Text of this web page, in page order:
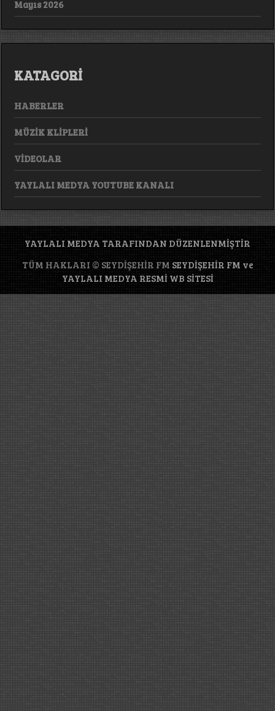
Mayıs 2026
KATAGORİ
HABERLER
MÜZİK KLİPLERİ
VİDEOLAR
YAYLALI MEDYA YOUTUBE KANALI
YAYLALI MEDYA TARAFINDAN DÜZENLENMİŞTİR
TÜM HAKLARI © SEYDİŞEHİR FM SEYDİŞEHİR FM ve
YAYLALI MEDYA RESMİ WB SİTESİ